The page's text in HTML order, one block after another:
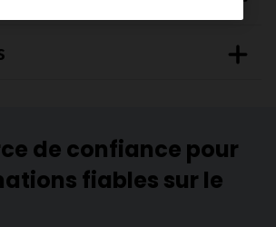
de confiance pour
fiables sur le